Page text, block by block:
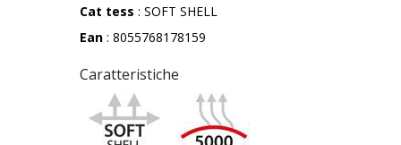
Cat tess : SOFT SHELL
Ean : 8055768178159
Caratteristiche